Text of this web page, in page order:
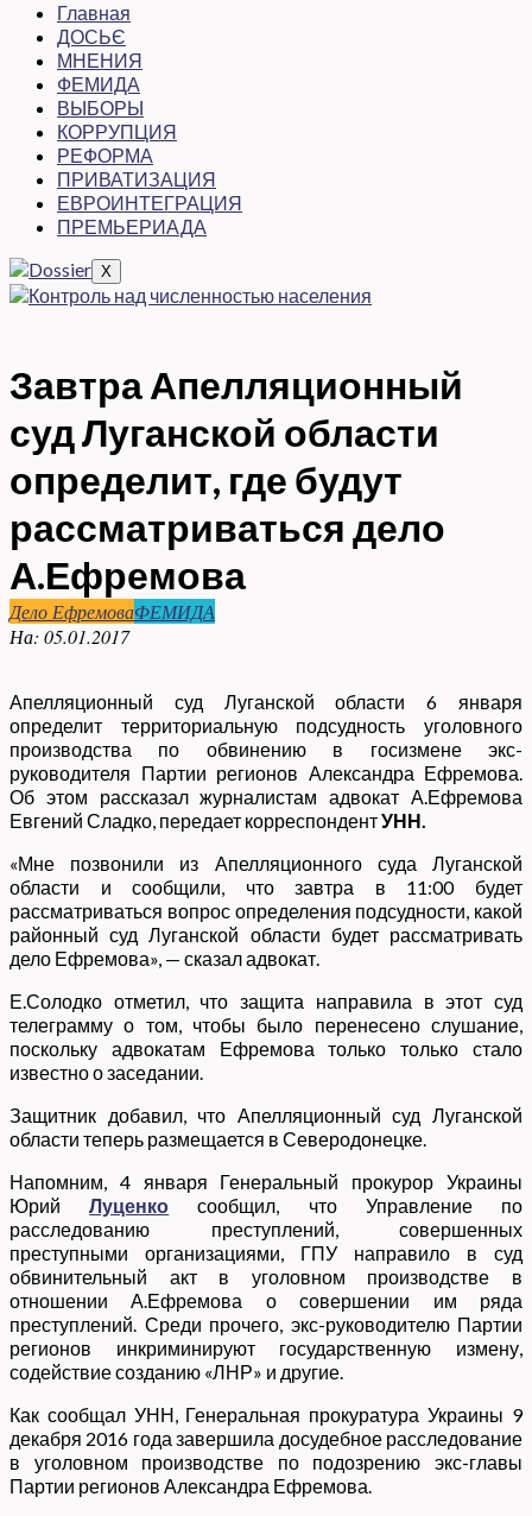
Главная
ДОСЬЄ
МНЕНИЯ
ФЕМИДА
ВЫБОРЫ
КОРРУПЦИЯ
РЕФОРМА
ПРИВАТИЗАЦИЯ
ЕВРОИНТЕГРАЦИЯ
ПРЕМЬЕРИАДА
X
Завтра Апелляционный
суд Луганской области
определит, где будут
рассматриваться дело
А.Ефремова
Дело ЕфремоваФЕМИДА
На: 05.01.2017
Апелляционный суд Луганской области 6 января
определит территориальную подсудность уголовного
производства по обвинению в госизмене экс-
руководителя Партии регионов Александра Ефремова.
Об этом рассказал журналистам адвокат А.Ефремова
Евгений Сладко, передает корреспондентУНН.
«Мне позвонили из Апелляционного суда Луганской
области и сообщили, что завтра в 11:00 будет
рассматриваться вопрос определения подсудности, какой
районный суд Луганской области будет рассматривать
дело Ефремова», — сказал адвокат.
Е.Солодко отметил, что защита направила в этот суд
телеграмму о том, чтобы было перенесено слушание,
поскольку адвокатам Ефремова только только стало
известно о заседании.
Защитник добавил, что Апелляционный суд Луганской
области теперь размещается в Северодонецке.
Напомним, 4 января Генеральный прокурор Украины
ЮрийЛуценко сообщил, что Управление по
расследованию преступлений, совершенных
преступными организациями, ГПУ направило в суд
обвинительный акт в уголовном производстве в
отношении А.Ефремова о совершении им ряда
преступлений. Среди прочего, экс-руководителю Партии
регионов инкриминируют государственную измену,
содействие созданию «ЛНР» и другие.
Как сообщал УНН, Генеральная прокуратура Украины 9
декабря 2016 года завершила досудебное расследование
в уголовном производстве по подозрению экс-главы
Партии регионов Александра Ефремова.